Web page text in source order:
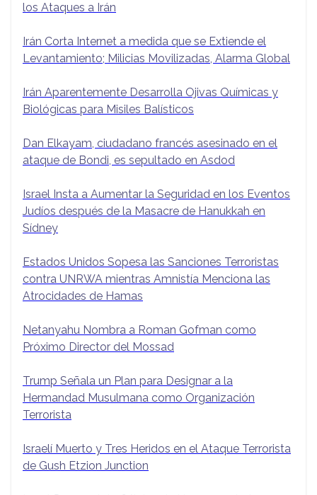
los Ataques a Irán
Irán Corta Internet a medida que se Extiende el
Levantamiento; Milicias Movilizadas, Alarma Global
Irán Aparentemente Desarrolla Ojivas Químicas y
Biológicas para Misiles Balísticos
Dan Elkayam, ciudadano francés asesinado en el
ataque de Bondi, es sepultado en Asdod
Israel Insta a Aumentar la Seguridad en los Eventos
Judíos después de la Masacre de Hanukkah en
Sídney
Estados Unidos Sopesa las Sanciones Terroristas
contra UNRWA mientras Amnistía Menciona las
Atrocidades de Hamas
Netanyahu Nombra a Roman Gofman como
Próximo Director del Mossad
Trump Señala un Plan para Designar a la
Hermandad Musulmana como Organización
Terrorista
Israelí Muerto y Tres Heridos en el Ataque Terrorista
de Gush Etzion Junction